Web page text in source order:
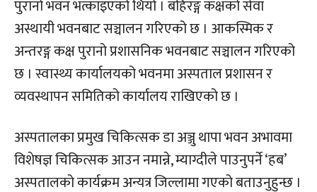
पुरानो भवन भत्काइएको थियो । बहिरङ्ग कक्षको सेवा
अस्थायी भवनबाट सञ्चालन गरिएको छ । आकस्मिक र
अन्तरङ्ग कक्ष पुरानो प्रशासनिक भवनबाट सञ्चालन गरिएको
छ । स्वास्थ्य कार्यालयको भवनमा अस्पताल प्रशासन र
व्यवस्थापन समितिको कार्यालय राखिएको छ ।
अस्पतालका प्रमुख चिकित्सक डा अञ्जु थापा भवन अभावमा
विशेषज्ञ चिकित्सक आउन नमान्ने, म्याग्दीले पाउनुपर्ने ‘हब’
अस्पतालको कार्यक्रम अन्यत्र जिल्लामा गएको बताउनुहुन्छ ।